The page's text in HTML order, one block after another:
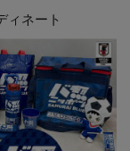
ィネート